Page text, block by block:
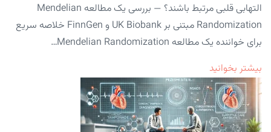
التهابی قلبی مرتبط باشند؟ — بررسی یک مطالعه Mendelian
Randomization مبتنی بر UK Biobank و FinnGen خلاصه سریع
برای خواننده یک مطالعه Mendelian Randomization…
بیشتر بخوانید